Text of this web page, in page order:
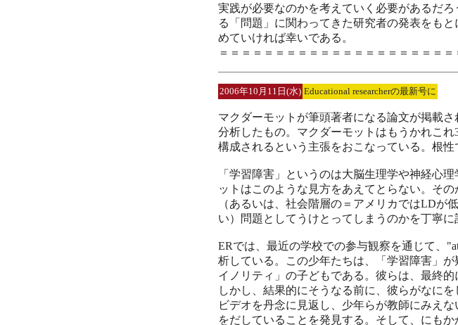
実践が必要なのかを考えていく必要があるだ
る「問題」に関わってきた研究者の発表をも
めていければ幸いである。
＝＝＝＝＝＝＝＝＝＝＝＝＝＝＝＝＝＝＝＝＝
2006年10月11日(水) Educational researcherの最新号に
マクダーモットが筆頭著者になる論文が掲載
分析したもの。マクダーモットはもうかれこ
構成されるという主張をおこなっている。根性
「学習障害」というのは大脳生理学や神経心
ットはこのような見方をあえてとらない。そ
（あるいは、社会階層の＝アメリカではLDが
い）問題としてうけとってしまうのかを丁寧に
ERでは、最近の学校での参与観察を通じて、
析している。この少年たちは、「学習障害」
イノリティ」の子どもである。彼らは、最終
しかし、結果的にそうなる前に、彼らがなに
ビデオを丹念に見返し、少年らが教師にみえ
をだしていることを発見する。そして、にも